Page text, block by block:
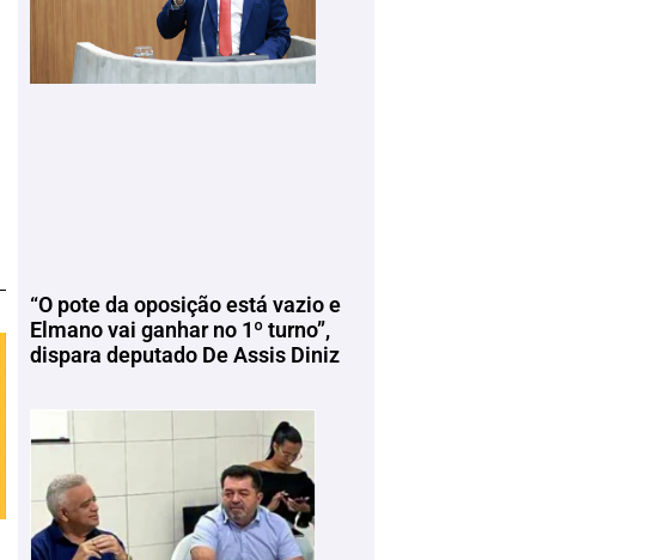
“O pote da oposição está vazio e
Elmano vai ganhar no 1º turno”,
dispara deputado De Assis Diniz